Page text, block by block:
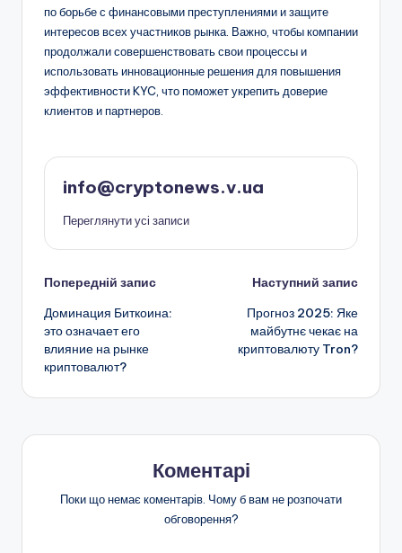
по борьбе с финансовыми преступлениями и защите
интересов всех участников рынка. Важно, чтобы компании
продолжали совершенствовать свои процессы и
использовать инновационные решения для повышения
эффективности KYC, что поможет укрепить доверие
клиентов и партнеров.
info@cryptonews.v.ua
Переглянути усі записи
Навігація
по
запису
Попередній запис
Доминация Биткоина:
это означает его
влияние на рынке
криптовалют?
Наступний запис
Прогноз 2025: Яке
майбутнє чекає на
криптовалюту Tron?
Коментарі
Поки що немає коментарів. Чому б вам не розпочати
обговорення?